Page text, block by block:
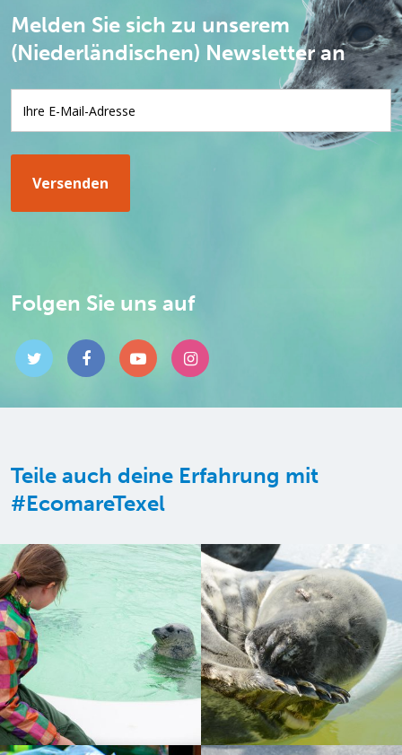
Melden Sie sich zu unserem
(Niederländischen) Newsletter an
Folgen Sie uns auf
Teile auch deine Erfahrung mit
#EcomareTexel